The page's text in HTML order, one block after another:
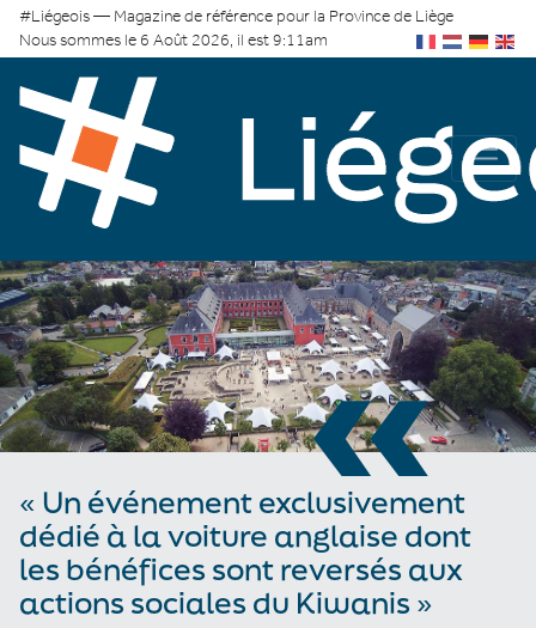
#Liégeois — Magazine de référence pour la Province de Liège
Nous sommes le 6 Août 2026, il est 9:11am
«
« Un événement exclusivement
dédié à la voiture anglaise dont
les bénéfices sont reversés aux
actions sociales du Kiwanis »